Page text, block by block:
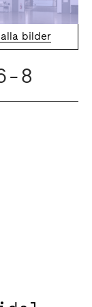
bilder
8